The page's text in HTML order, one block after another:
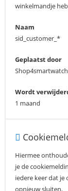
winkelmandje
Naam
sid_customer_*
Geplaatst door
Wordt
1 maand
Hiermee
je de
iedere keer dat je
opnieuw sluiten.